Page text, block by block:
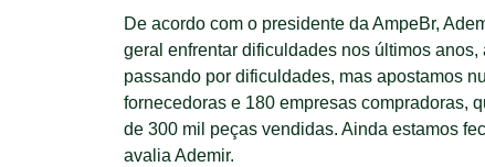
De acordo com o presidente da AmpeBr,
geral enfrentar dificuldades nos últimos
passando por dificuldades, mas apostamos
fornecedoras e 180 empresas compradoras,
de 300 mil peças vendidas. Ainda estamos
avalia Ademir.